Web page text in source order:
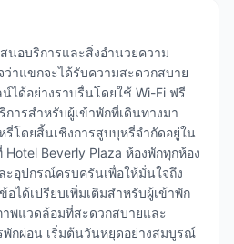
นอบริการและสิ่งอำนวยความ
าแขกจะได้รับความสะดวกสบาย
ได้อย่างราบรื่นโดยใช้ Wi-Fi ฟรี
ารสำหรับผู้เข้าพักที่เดินทางมา
โดยสิ้นเชิงการสูบบุหรี่จำกัดอยู่ใน
Beverly Plaza ห้องพักทุกห้อง
ะอุปกรณ์ครบครันเพื่อให้มั่นใจถึง
ได้เปรียบเพิ่มเติมสำหรับผู้เข้าพัก
พแวดล้อมที่สะดวกสบายและ
พักผ่อน เริ่มต้นวันหยุดอย่างสมบูรณ์